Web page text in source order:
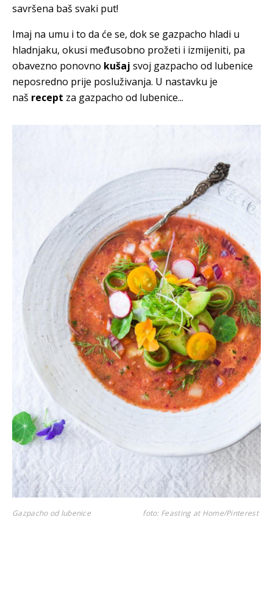
savršena baš svaki put!
Imaj na umu i to da će se, dok se gazpacho hladi u
hladnjaku, okusi međusobno prožeti i izmijeniti, pa
obavezno ponovno kušaj svoj gazpacho od lubenice
neposredno prije posluživanja. U nastavku je
naš recept za gazpacho od lubenice...
Gazpacho od lubenice foto: Feasting at Home/Pinterest